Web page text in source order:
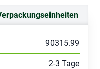
90315.99
2-3 Tage